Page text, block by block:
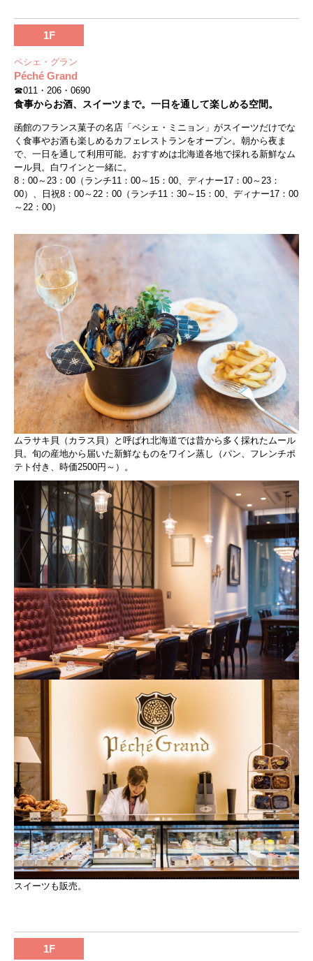
1F
ペシェ・グラン
Péché Grand
☎011・206・0690
食事からお酒、スイーツまで。一日を通して楽しめる空間。
函館のフランス菓子の名店「ペシェ・ミニョン」がスイーツだけでな
く食事やお酒も楽しめるカフェレストランをオープン。朝から夜ま
で、一日を通して利用可能。おすすめは北海道各地で採れる新鮮なム
ール貝。白ワインと一緒に。
8：00～23：00（ランチ11：00～15：00、ディナー17：00～23：
00）、日祝8：00～22：00（ランチ11：30～15：00、ディナー17：00
～22：00）
ムラサキ貝（カラス貝）と呼ばれ北海道では昔から多く採れたムール
貝。旬の産地から届いた新鮮なものをワイン蒸し（パン、フレンチポ
テト付き、時価2500円～）。
スイーツも販売。
1F